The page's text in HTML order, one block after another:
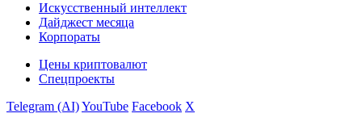
Искусственный интеллект
Дайджест месяца
Корпораты
Цены криптовалют
Спецпроекты
Telegram (AI)YouTube Facebook X